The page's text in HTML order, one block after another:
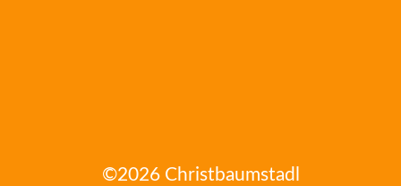
©2026 Christbaumstadl